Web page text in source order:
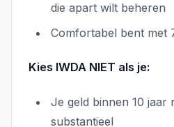
die apart wilt beheren
Comfortabel bent met
Kies IWDA NIET als je:
Je geld binnen 10 jaar
substantieel